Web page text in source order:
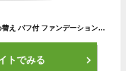
VINTORTE ミネラル UVパウダー 詰め替え パフ付 ファンデーション 50 代 フェイスパウダー 無添加 パウダーファンデーション カバー力 汗に強い ミネラルファンデーション シワ 伸ばし シミ 隠し 崩れない マスクにつかない ファンデーション シルクパウダー 母の日
トでみる